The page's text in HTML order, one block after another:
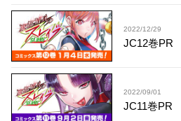
2022/12/29
JC12巻PR
2022/09/01
JC11巻PR